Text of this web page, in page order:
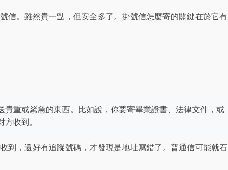
信。雖然貴一點，但安全多了。掛號信怎麼寄的關鍵在於它有
重或緊急的東西。比如說，你要寄畢業證書、法律文件，或
收到。
到，還好有追蹤號碼，才發現是地址寫錯了。普通信可能就石